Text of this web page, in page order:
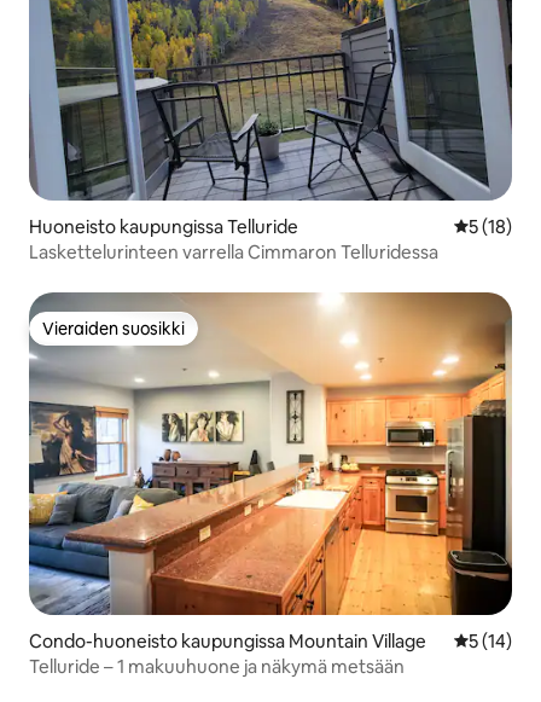
Huoneisto kaupungissa Telluride
5 (18)
Laskettelurinteen varrella Cimmaron Telluridessa
Vieraiden suosikki
Vieraiden suosikki
Condo-huoneisto kaupungissa Mountain Village
5 (14)
Telluride – 1 makuuhuone ja näkymä metsään